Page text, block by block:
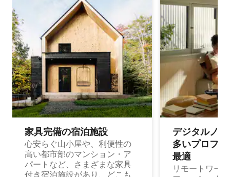
家具完備の宿⁠泊⁠施⁠設
心安らぐ山小屋や、利便性の
高い都市部のマンション・ア
パートなど、さまざまな家具
付き宿泊施設があり、どこも
デジタルノ
多⁠いプ⁠ロ⁠フ⁠
最⁠適
リモートワー